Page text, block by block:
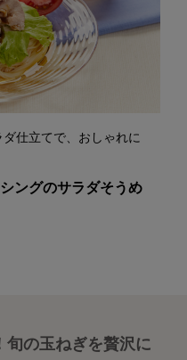
仕立てで、おしゃれに
ングのサラダそうめ
旬の玉ねぎを贅沢に